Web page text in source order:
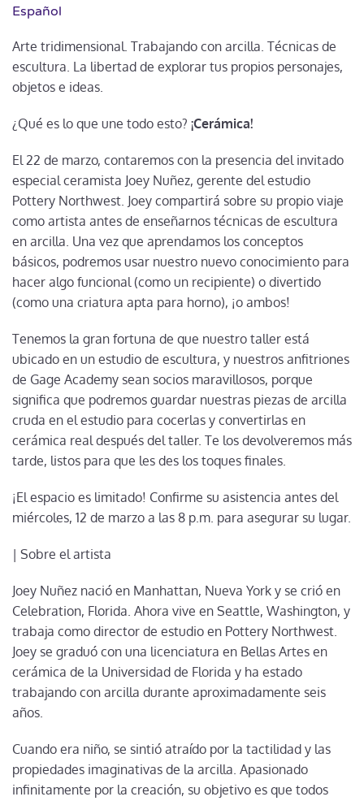
Español
Arte tridimensional. Trabajando con arcilla. Técnicas de
escultura. La libertad de explorar tus propios personajes,
objetos e ideas.
¿Qué es lo que une todo esto? ¡Cerámica!
El 22 de marzo, contaremos con la presencia del invitado
especial ceramista Joey Nuñez, gerente del estudio
Pottery Northwest. Joey compartirá sobre su propio viaje
como artista antes de enseñarnos técnicas de escultura
en arcilla. Una vez que aprendamos los conceptos
básicos, podremos usar nuestro nuevo conocimiento para
hacer algo funcional (como un recipiente) o divertido
(como una criatura apta para horno), ¡o ambos!
Tenemos la gran fortuna de que nuestro taller está
ubicado en un estudio de escultura, y nuestros anfitriones
de Gage Academy sean socios maravillosos, porque
significa que podremos guardar nuestras piezas de arcilla
cruda en el estudio para cocerlas y convertirlas en
cerámica real después del taller. Te los devolveremos más
tarde, listos para que les des los toques finales.
¡El espacio es limitado! Confirme su asistencia antes del
miércoles, 12 de marzo a las 8 p.m. para asegurar su lugar.
| Sobre el artista
Joey Nuñez nació en Manhattan, Nueva York y se crió en
Celebration, Florida. Ahora vive en Seattle, Washington, y
trabaja como director de estudio en Pottery Northwest.
Joey se graduó con una licenciatura en Bellas Artes en
cerámica de la Universidad de Florida y ha estado
trabajando con arcilla durante aproximadamente seis
años.
Cuando era niño, se sintió atraído por la tactilidad y las
propiedades imaginativas de la arcilla. Apasionado
infinitamente por la creación, su objetivo es que todos